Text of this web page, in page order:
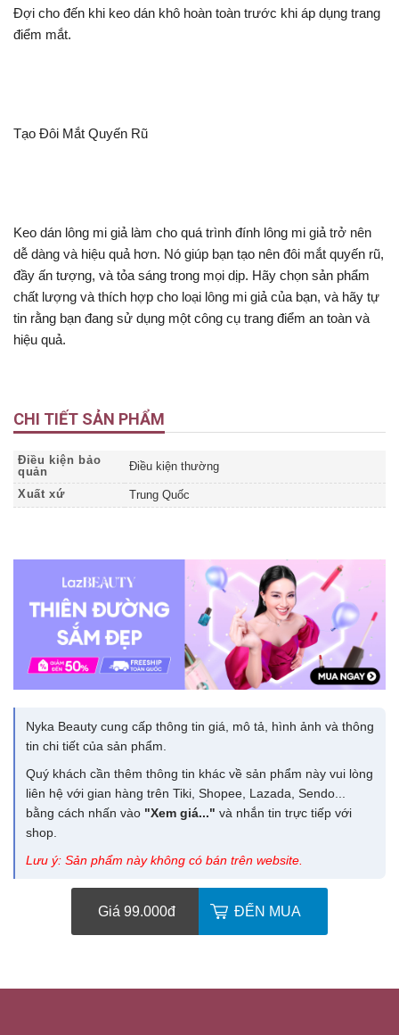
Đợi cho đến khi keo dán khô hoàn toàn trước khi áp dụng trang
điểm mắt.
Tạo Đôi Mắt Quyến Rũ
Keo dán lông mi giả làm cho quá trình đính lông mi giả trở nên
dễ dàng và hiệu quả hơn. Nó giúp bạn tạo nên đôi mắt quyến rũ,
đầy ấn tượng, và tỏa sáng trong mọi dịp. Hãy chọn sản phẩm
chất lượng và thích hợp cho loại lông mi giả của bạn, và hãy tự
tin rằng bạn đang sử dụng một công cụ trang điểm an toàn và
hiệu quả.
CHI TIẾT SẢN PHẨM
Điều kiện bảo
quản
Điều kiện thường
Xuất xứ Trung Quốc
Nyka Beauty cung cấp thông tin giá, mô tả, hình ảnh và thông
tin chi tiết của sản phẩm.
Quý khách cần thêm thông tin khác về sản phẩm này vui lòng
liên hệ với gian hàng trên Tiki, Shopee, Lazada, Sendo...
bằng cách nhấn vào "Xem giá..." và nhắn tin trực tiếp với
shop.
Lưu ý: Sản phẩm này không có bán trên website.
Giá 99.000đ ĐẾN MUA